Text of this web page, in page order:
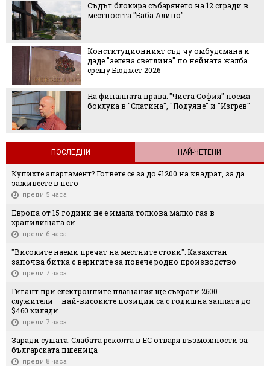
Съдът блокира събарянето на 12 сгради в
местността "Баба Алино"
Конституционният съд чу омбудсмана и
даде "зелена светлина" по нейната жалба
срещу Бюджет 2026
На финалната права: "Чиста София" поема
боклука в "Слатина", "Подуяне" и "Изгрев"
ПОСЛЕДНИ НАЙ-ЧЕТЕНИ
Купихте апартамент? Гответе се за до €1200 на квадрат, за да
заживеете в него
преди 5 часа
Европа от 15 години не е имала толкова малко газ в
хранилищата си
преди 6 часа
"Високите наеми пречат на местните стоки": Казахстан
започва битка с веригите за повече родно производство
преди 7 часа
Гигант при електронните плащания ще съкрати 2600
служители – най-високите позиции са с годишна заплата до
$460 хиляди
преди 7 часа
Заради сушата: Слабата реколта в ЕС отваря възможности за
българската пшеница
преди 8 часа